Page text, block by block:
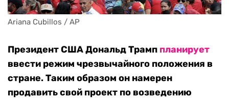
Ariana Cubillos / AP
Президент США Дональд Трамп планирует
ввести режим чрезвычайного положения в
стране. Таким образом он намерен
продавить свой проект по возведению